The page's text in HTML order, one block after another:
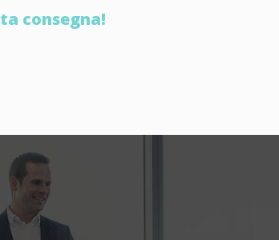
consegna!